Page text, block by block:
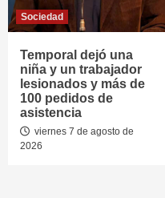
Sociedad
Temporal dejó una
niña y un trabajador
lesionados y más de
100 pedidos de
asistencia
viernes 7 de agosto de
2026